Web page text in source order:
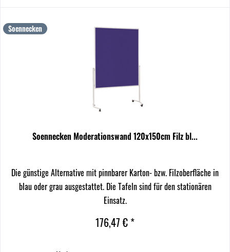
Soennecken
Soennecken Moderationswand 120x150cm Filz bl...
Die günstige Alternative mit pinnbarer Karton- bzw. Filzoberfläche in
blau oder grau ausgestattet. Die Tafeln sind für den stationären
Einsatz.
176,47 € *